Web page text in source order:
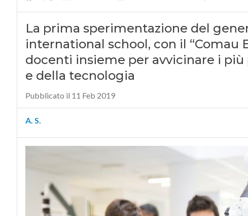
La prima sperimentazione del
international school, con il “Comau
docenti insieme per avvicinare i
e della tecnologia
Pubblicato il 11 Feb 2019
A. S.